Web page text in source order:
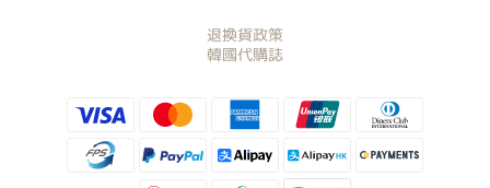
退換貨政策
韓國代購誌